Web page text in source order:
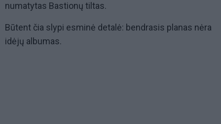
numatytas Bastionų tiltas.
Būtent čia slypi esminė detalė: bendrasis planas nėra
idėjų albumas.